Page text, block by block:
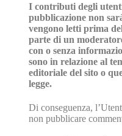
I contributi degli
pubblicazione non
vengono letti prima
parte di un
con o senza
sono in relazione al
editoriale del sito o
legge.
Di conseguenza,
non pubblicare